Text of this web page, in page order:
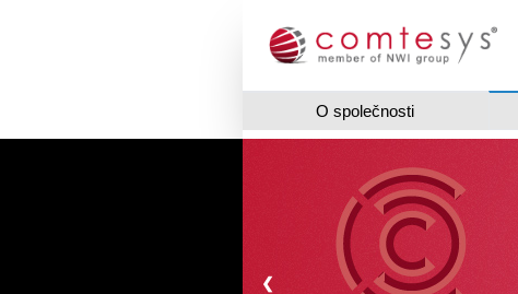
O společnosti
❮